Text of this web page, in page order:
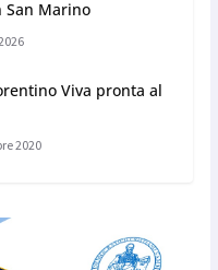
San Marino
Viva pronta al
2020